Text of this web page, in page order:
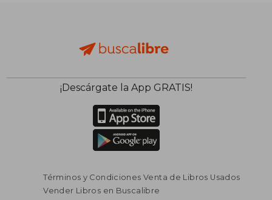
$ 225.096
¡Descárgate la App GRATIS!
Términos y Condiciones Venta de Libros Usados
Vender Libros en Buscalibre